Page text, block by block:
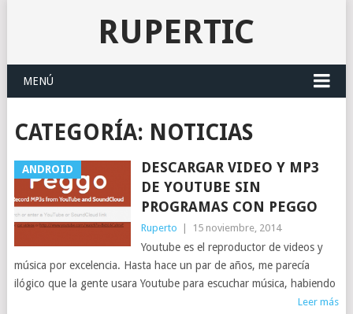
RUPERTIC
MENÚ
CATEGORÍA: NOTICIAS
ANDROID
DESCARGAR VIDEO Y MP3
DE YOUTUBE SIN
PROGRAMAS CON PEGGO
Ruperto 15 noviembre, 2014
Youtube es el reproductor de videos y
música por excelencia. Hasta hace un par de años, me parecía
ilógico que la gente usara Youtube para escuchar música, habiendo
Leer más